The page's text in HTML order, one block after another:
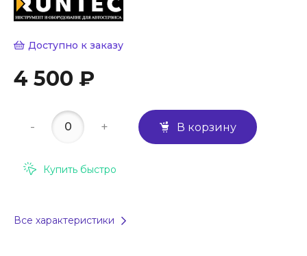
Доступно к заказу
4 500 ₽
- + В корзину
Купить быстро
Все характеристики